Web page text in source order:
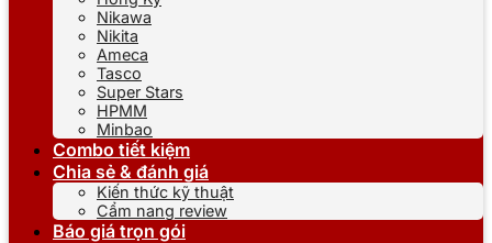
Nikawa
Nikita
Ameca
Tasco
Super Stars
HPMM
Minbao
Combo tiết kiệm
Chia sẻ & đánh giá
Kiến thức kỹ thuật
Cẩm nang review
Báo giá trọn gói